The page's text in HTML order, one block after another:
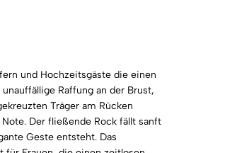
und Hochzeitsgäste die einen
Raffung an der Brust,
Träger am Rücken
Der fließende Rock fällt sanft
Geste entsteht. Das